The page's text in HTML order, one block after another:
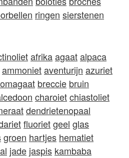
ringen sierstenen
afrikaagaatalpaca
ammonietaventurijn azuriet
breccie bruin
charoietchiastoliet
dendrietenopaal
fluorietgeel glas
groen hartjes hematiet
jade jaspis kambaba